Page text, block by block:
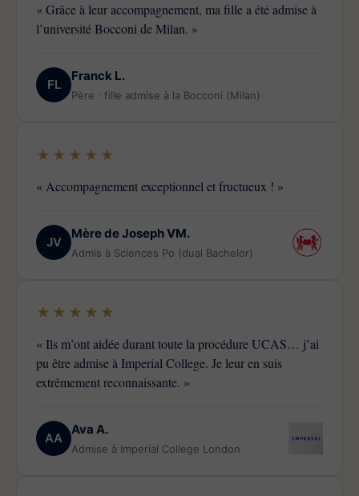
« Grâce à leur accompagnement, ma fille a été admise à
l’université Bocconi de Milan. »
FL
Franck L.
Père · fille admise à la Bocconi (Milan)
★★★★★
« Accompagnement exceptionnel et fructueux ! »
JV
Mère de Joseph VM.
Admis à Sciences Po (dual Bachelor)
★★★★★
« Ils m’ont aidée durant toute la procédure UCAS… j’ai
pu être admise à Imperial College. Je leur en suis
extrêmement reconnaissante. »
AA
Ava A.
Admise à Imperial College London